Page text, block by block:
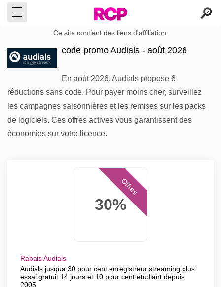
Ce site contient des liens d'affiliation.
code promo Audials - août 2026
En août 2026, Audials propose 6
réductions sans code. Pour payer moins cher, surveillez
les campagnes saisonnières et les remises sur les packs
de logiciels. Ces offres actives vous garantissent des
économies sur votre licence.
30%
Offres
Rabais Audials
Audials jusqua 30 pour cent enregistreur streaming plus
essai gratuit 14 jours et 10 pour cent etudiant depuis
2005